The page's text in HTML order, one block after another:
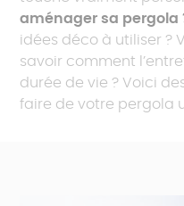
aménager sa pergola
idées déco à utiliser ?
savoir comment
durée de vie ? Voici
faire de votre pergola